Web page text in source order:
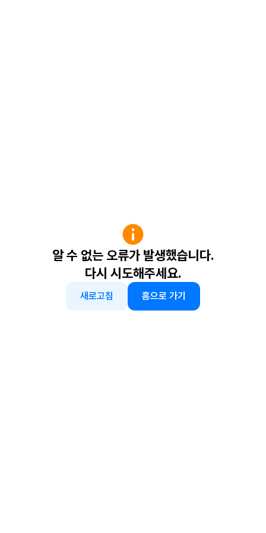
알 수 없는 오류가 발생했습니다.
다시 시도해주세요.
새로고침 홈으로 가기